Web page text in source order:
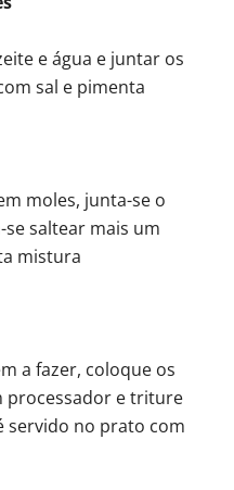
e água e juntar os
sal e pimenta
moles, junta-se o
saltear mais um
mistura
a fazer, coloque os
processador e triture
servido no prato com